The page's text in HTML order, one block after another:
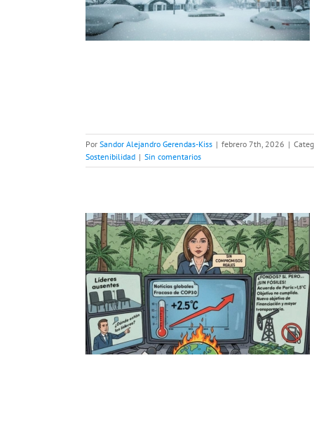
Por Sandor Alejandro Gerendas-Kiss | febrero 7th, 2026 |
Sostenibilidad | Sin comentarios